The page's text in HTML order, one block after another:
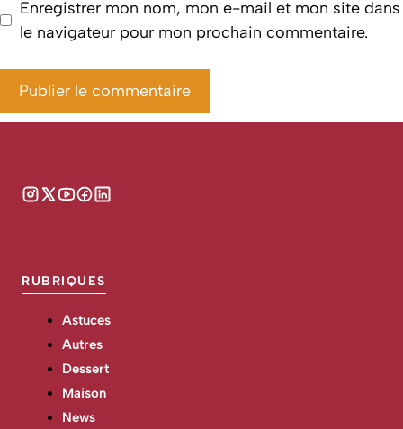
Enregistrer mon nom, mon e-mail et mon site dans
le navigateur pour mon prochain commentaire.
RUBRIQUES
Astuces
Autres
Dessert
Maison
News